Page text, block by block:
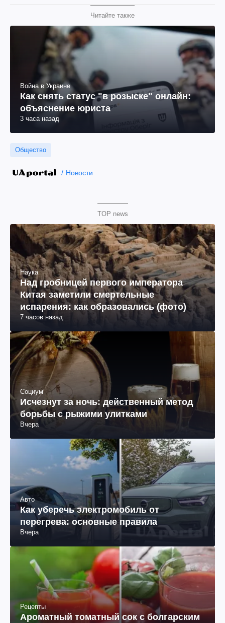
Читайте также
Война в Украине
Как снять статус "в розыске" онлайн:
объяснение юриста
3 часа назад
Общество
Новости
TOP news
Наука
Над гробницей первого императора
Китая заметили смертельные
испарения: как образовались (фото)
7 часов назад
Социум
Исчезнут за ночь: действенный метод
борьбы с рыжими улитками
Вчера
Авто
Как уберечь электромобиль от
перегрева: основные правила
Вчера
Рецепты
Ароматный томатный сок с болгарским